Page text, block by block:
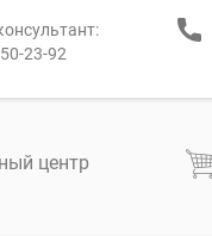
23-92
центр